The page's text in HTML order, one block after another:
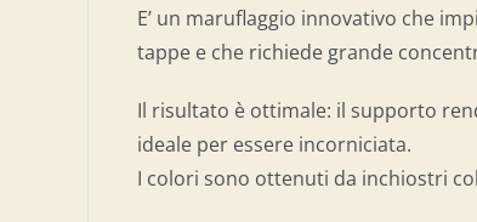
E’ un maruflaggio innovativo che
tappe e che richiede grande
Il risultato è ottimale: il supporto
ideale per essere incorniciata.
I colori sono ottenuti da inchiostri